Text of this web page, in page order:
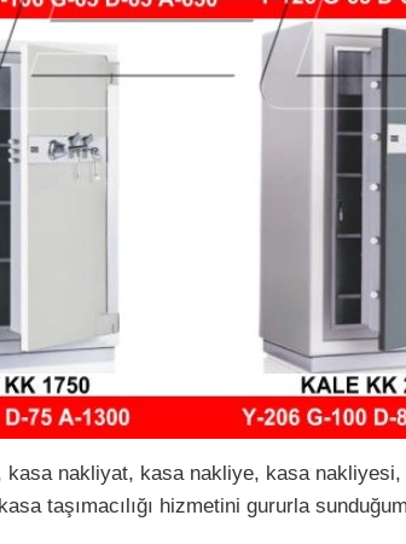
kasa nakliyat, kasa nakliye, kasa
taşımacılığı hizmetini gururla